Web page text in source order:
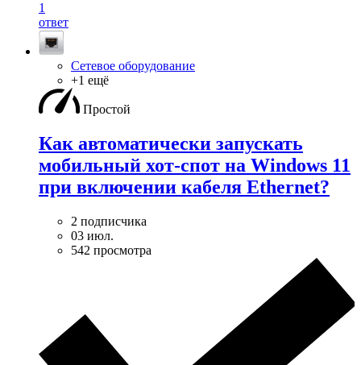
1
ответ
Сетевое оборудование
+1 ещё
Простой
Как автоматически запускать
мобильный хот-спот на Windows 11
при включении кабеля Ethernet?
2 подписчика
03 июл.
542 просмотра